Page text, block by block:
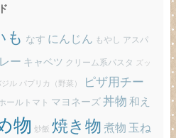
も なす にんじん もやし アスパ
ー キャベツ クリーム系パスタ ズッ
ジル パプリカ（野菜）
ピザ用チー
ールトマト マヨネーズ丼物 和え
物 炒飯 焼き物煮物 玉ね